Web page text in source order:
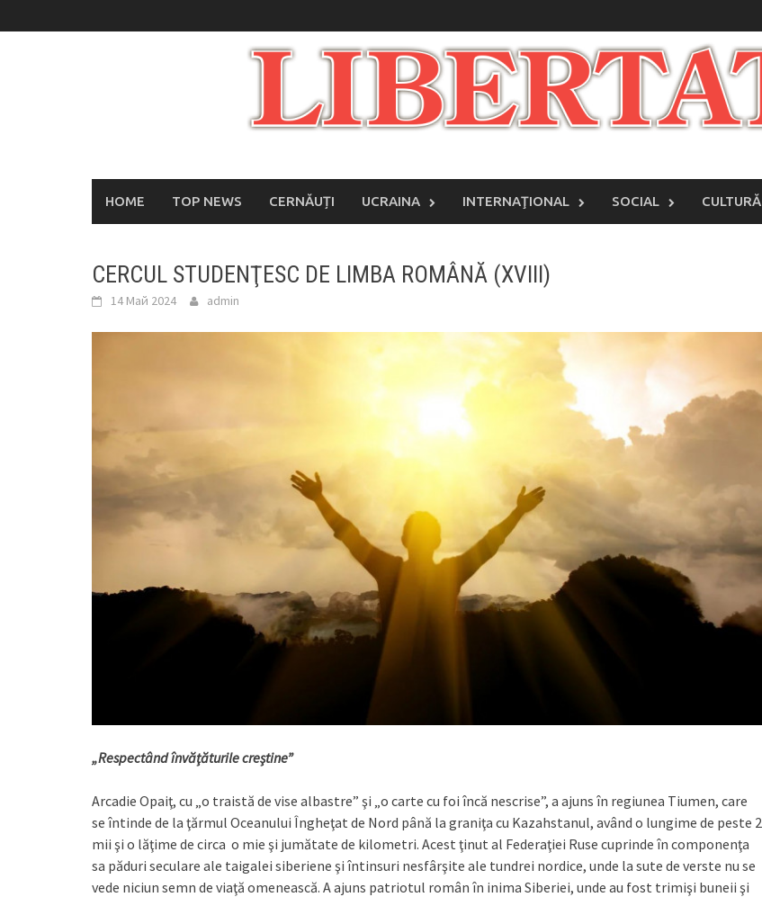
to
HOME TOP NEWS CERNĂUȚI UCRAINA INTERNAŢIONAL SOCIAL CULTURĂ
CERCUL STUDENŢESC DE LIMBA ROMÂNĂ (XVIII)
14 Май 2024 admin
„Respectând învăţăturile creştine”
Arcadie Opaiţ, cu „o traistă de vise albastre” şi „o carte cu foi încă nescrise”, a ajuns în regiunea Tiumen, care
se întinde de la ţărmul Oceanului Îngheţat de Nord până la graniţa cu Kazahstanul, având o lungime de peste 2
mii şi o lăţime de circa o mie şi jumătate de kilometri. Acest ţinut al Federaţiei Ruse cuprinde în componenţa
sa păduri seculare ale taigalei siberiene şi întinsuri nesfârşite ale tundrei nordice, unde la sute de verste nu se
vede niciun semn de viaţă omenească. A ajuns patriotul român în inima Siberiei, unde au fost trimişi buneii şi